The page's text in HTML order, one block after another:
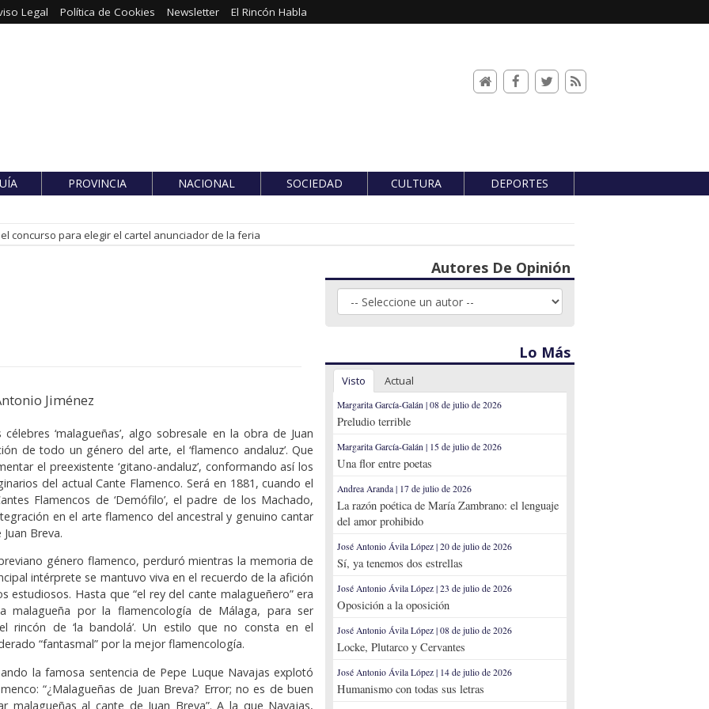
Legal Política de Cookies Newsletter El Rincón Habla
PROVINCIA NACIONAL SOCIEDAD CULTURA DEPORTES
concurso para elegir el cartel anunciador de la feria
Jiménez
‘malagueñas’, algo sobresale en la obra de Juan
de todo un género del arte, el ‘flamenco andaluz’. Que
el preexistente ‘gitano-andaluz’, conformando así los
del actual Cante Flamen­co. Será en 1881, cuando el
Flamencos de ‘Demófilo’, el padre de los Machado,
en el arte flamenco del ancestral y genuino cantar
Breva.
género flamenco, perduró mientras la memoria de
intérprete se mantuvo viva en el recuerdo de la afición
estudiosos. Hasta que “el rey del cante malagueñero” era
malagueña por la flamencología de Málaga, para ser
rincón de ‘la bandolá’. Un estilo que no consta en el
“fantasmal” por la mejor flamencología.
la famosa sentencia de Pepe Luque Navajas explotó
“¿Malagueñas de Juan Breva? Error; no es de buen
malagueñas al cante de Juan Breva”. A la que Navajas,
Autores De Opinión
Lo Más
Visto Actual
Margarita García-Galán | 08 de julio de 2026
Preludio terrible
Margarita García-Galán | 15 de julio de 2026
Una flor entre poetas
Andrea Aranda | 17 de julio de 2026
La razón poética de María Zambrano: el lenguaje
del amor prohibido
José Antonio Ávila López | 20 de julio de 2026
Sí, ya tenemos dos estrellas
José Antonio Ávila López | 23 de julio de 2026
Oposición a la oposición
José Antonio Ávila López | 08 de julio de 2026
Locke, Plutarco y Cervantes
José Antonio Ávila López | 14 de julio de 2026
Humanismo con todas sus letras